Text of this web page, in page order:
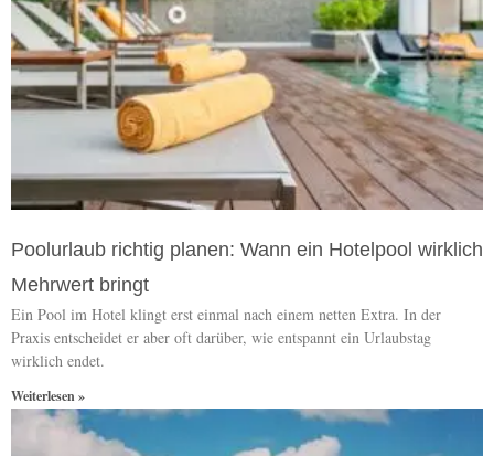
Poolurlaub richtig planen: Wann ein Hotelpool wirklich
Mehrwert bringt
Ein Pool im Hotel klingt erst einmal nach einem netten Extra. In der
Praxis entscheidet er aber oft darüber, wie entspannt ein Urlaubstag
wirklich endet.
Weiterlesen »